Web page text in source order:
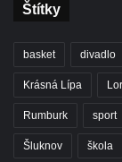
Štítky
basket divadlo
Krásná Lípa
Rumburk sport
Šluknov škola